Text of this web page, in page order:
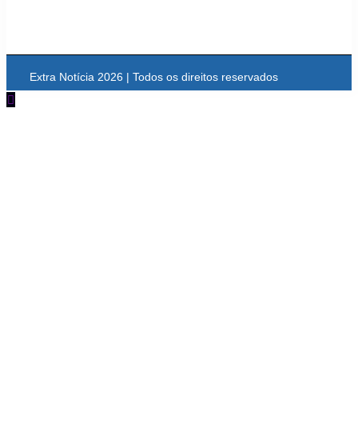
Extra Notícia 2026 | Todos os direitos reservados